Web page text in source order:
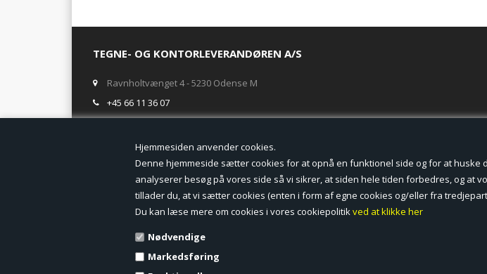
Hjemmesiden anvender cookies.
Denne hjemmeside sætter cookies for at opnå en funktionel side og for at
analyserer besøg på vores side så vi sikrer, at siden hele tiden forbedres, og at
tillader du, at vi sætter cookies (enten i form af egne cookies og/eller fra
Du kan læse mere om cookies i vores cookiepolitikved at klikke her
Nødvendige
Markedsføring
TEGNE- OG KONTORLEVERANDØREN A/S
Ravnholtvænget 4 - 5230 Odense M
+45 66 11 36 07
salg@tegneogkontor.dk
ÅBNINGSTIDER I BUTIKKEN
Mandag-Fredag: 8.00 - 17.00
Ring gerne for lagerstatus inden besøg i butikken